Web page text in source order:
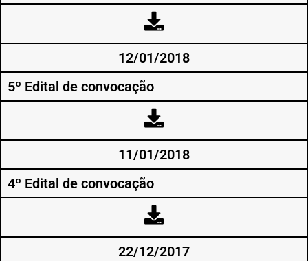
12/01/2018
5º Edital de convocação
11/01/2018
4º Edital de convocação
22/12/2017